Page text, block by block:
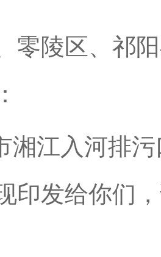
零陵区、祁
湘江入河排
印发给你们